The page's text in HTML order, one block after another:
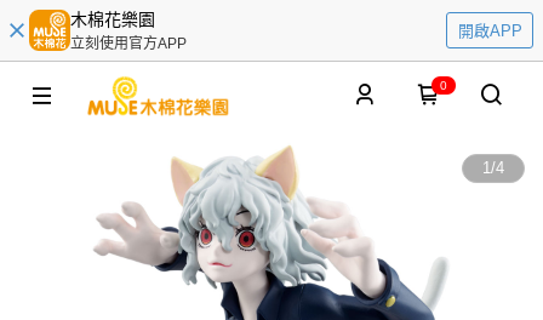
木棉花樂園
立刻使用官方APP
開啟APP
0
1/4